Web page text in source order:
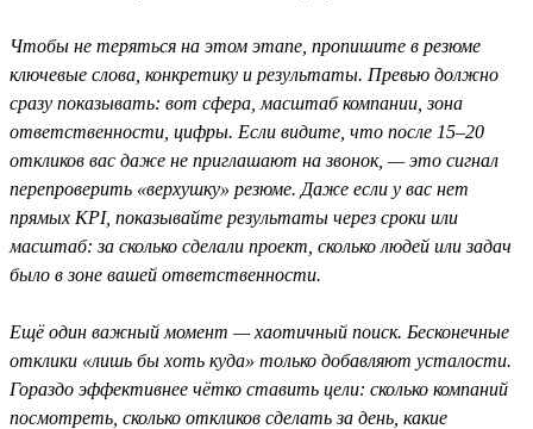
Чтобы не теряться на этом этапе, пропишите в резюме
ключевые слова, конкретику и результаты. Превью должно
сразу показывать: вот сфера, масштаб компании, зона
ответственности, цифры. Если видите, что после 15–20
откликов вас даже не приглашают на звонок, — это сигнал
перепроверить «верхушку» резюме. Даже если у вас нет
прямых KPI, показывайте результаты через сроки или
масштаб: за сколько сделали проект, сколько людей или задач
было в зоне вашей ответственности.
Ещё один важный момент — хаотичный поиск. Бесконечные
отклики «лишь бы хоть куда» только добавляют усталости.
Гораздо эффективнее чётко ставить цели: сколько компаний
посмотреть, сколько откликов сделать за день, какие